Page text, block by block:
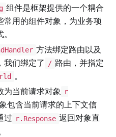
g 组件是框架提供的一个耦合
常用的组件对象，为业务项
方法绑定路由以及
我们绑定了
/ 路由，并指定
。
为当前请求对象 r
包含当前请求的上下文信
过 r.Response 返回对象直